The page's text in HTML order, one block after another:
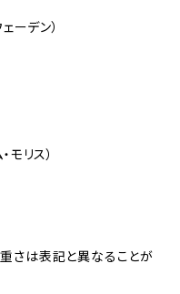
ーデン）
リス）
さは表記と異なることが